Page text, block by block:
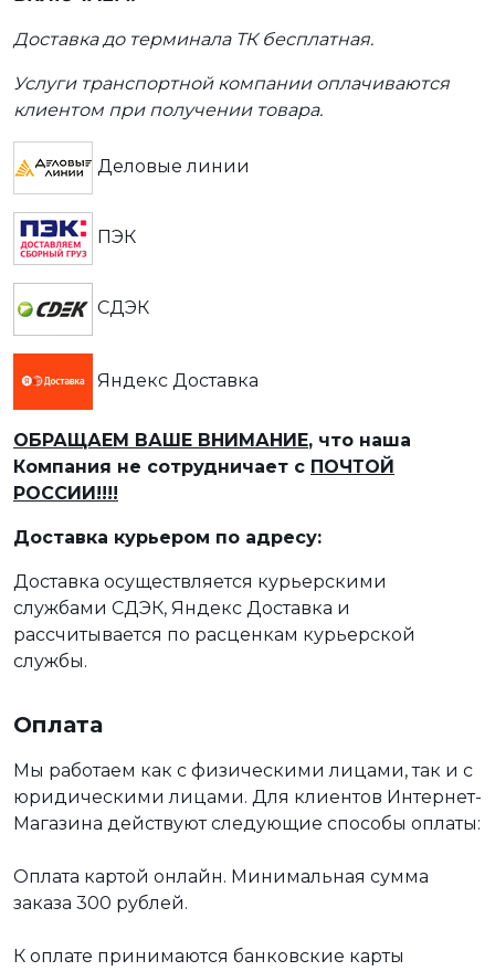
Доставка до терминала ТК бесплатная.
Услуги транспортной компании оплачиваются
клиентом при получении товара.
Деловые линии
ПЭК
СДЭК
Яндекс Доставка
ОБРАЩАЕМ ВАШЕ ВНИМАНИЕ, что наша
Компания не сотрудничает с ПОЧТОЙ
РОССИИ!!!!
Доставка курьером по адресу:
Доставка осуществляется курьерскими
службами СДЭК, Яндекс Доставка и
рассчитывается по расценкам курьерской
службы.
Оплата
Мы работаем как с физическими лицами, так и с
юридическими лицами. Для клиентов Интернет-
Магазина действуют следующие способы оплаты:
Оплата картой онлайн. Минимальная сумма
заказа 300 рублей.
К оплате принимаются банковские карты